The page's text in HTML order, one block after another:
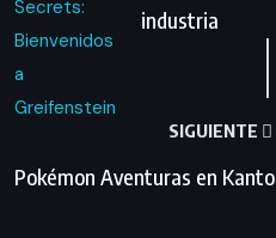
industria
SIGUIENTE
Pokémon Aventuras en Kanto